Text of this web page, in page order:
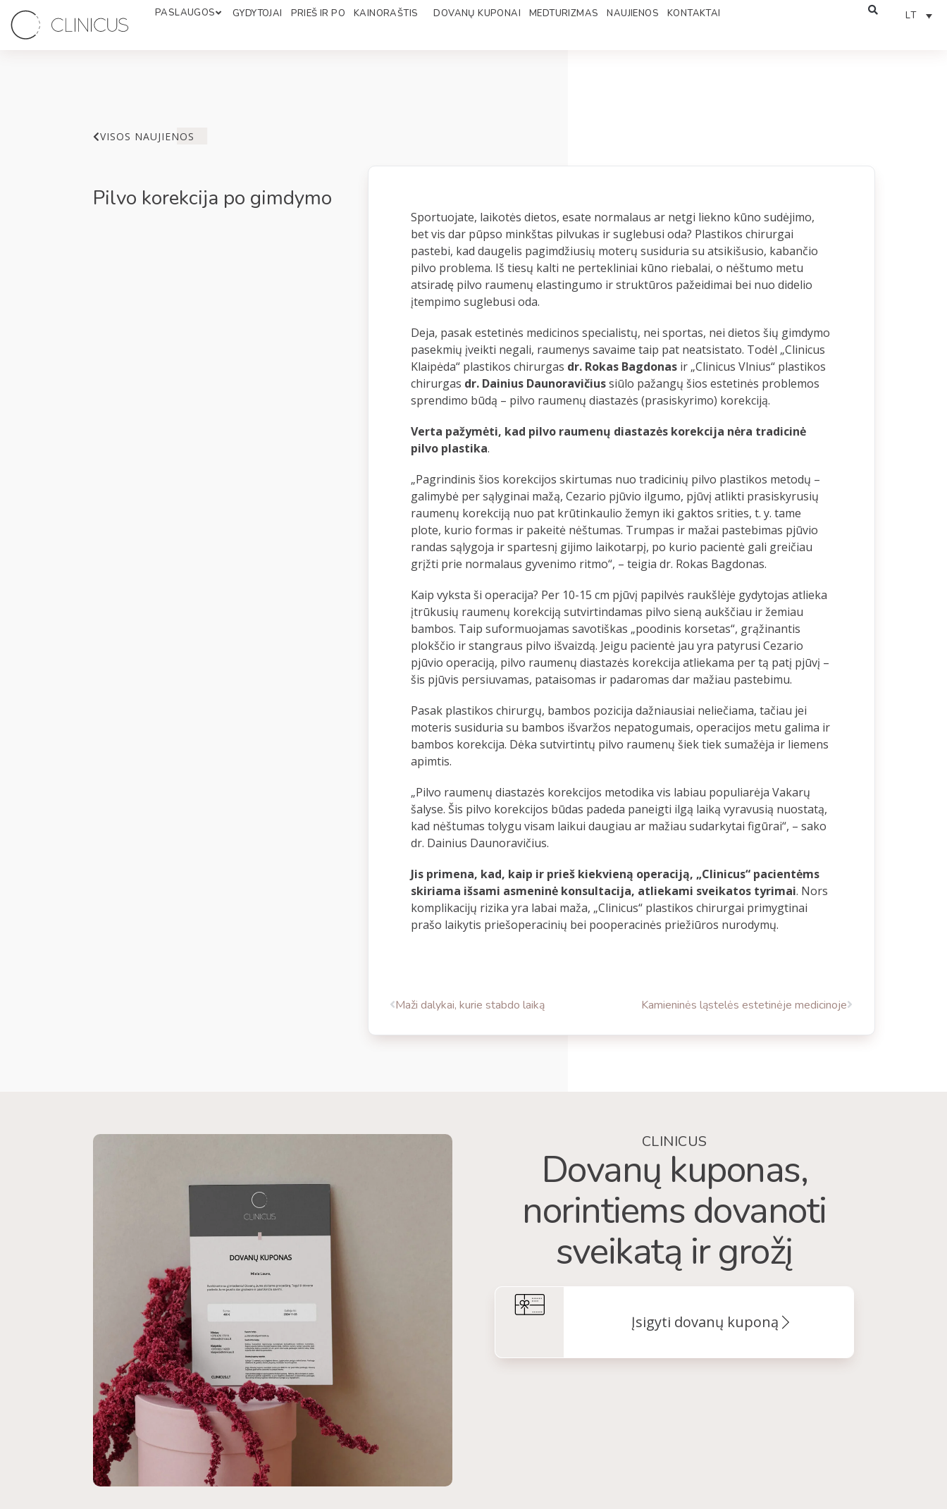
PASLAUGOS GYDYTOJAI PRIEŠ IR PO KAINORAŠTIS DOVANŲ KUPONAI MEDTURIZMAS NAUJIENOS KONTAKTAI LT
VISOS NAUJIENOS
Pilvo korekcija po gimdymo
Sportuojate, laikotės dietos, esate normalaus ar netgi liekno kūno sudėjimo,
bet vis dar pūpso minkštas pilvukas ir suglebusi oda? Plastikos chirurgai
pastebi, kad daugelis pagimdžiusių moterų susiduria su atsikišusio, kabančio
pilvo problema. Iš tiesų kalti ne pertekliniai kūno riebalai, o nėštumo metu
atsiradę pilvo raumenų elastingumo ir struktūros pažeidimai bei nuo didelio
įtempimo suglebusi oda.
Deja, pasak estetinės medicinos specialistų, nei sportas, nei dietos šių gimdymo
pasekmių įveikti negali, raumenys savaime taip pat neatsistato. Todėl „Clinicus
Klaipėda“ plastikos chirurgas dr. Rokas Bagdonas ir „Clinicus Vlnius“ plastikos
chirurgas dr. Dainius Daunoravičiussiūlo pažangų šios estetinės problemos
sprendimo būdą – pilvo raumenų diastazės (prasiskyrimo) korekciją.
Verta pažymėti, kad pilvo raumenų diastazės korekcija nėra tradicinė
pilvo plastika.
„Pagrindinis šios korekcijos skirtumas nuo tradicinių pilvo plastikos metodų –
galimybė per sąlyginai mažą, Cezario pjūvio ilgumo, pjūvį atlikti prasiskyrusių
raumenų korekciją nuo pat krūtinkaulio žemyn iki gaktos srities, t. y. tame
plote, kurio formas ir pakeitė nėštumas. Trumpas ir mažai pastebimas pjūvio
randas sąlygoja ir spartesnį gijimo laikotarpį, po kurio pacientė gali greičiau
grįžti prie normalaus gyvenimo ritmo“, – teigia dr. Rokas Bagdonas.
Kaip vyksta ši operacija? Per 10-15 cm pjūvį papilvės raukšlėje gydytojas atlieka
įtrūkusių raumenų korekciją sutvirtindamas pilvo sieną aukščiau ir žemiau
bambos. Taip suformuojamas savotiškas „poodinis korsetas“, grąžinantis
plokščio ir stangraus pilvo išvaizdą. Jeigu pacientė jau yra patyrusi Cezario
pjūvio operaciją, pilvo raumenų diastazės korekcija atliekama per tą patį pjūvį –
šis pjūvis persiuvamas, pataisomas ir padaromas dar mažiau pastebimu.
Pasak plastikos chirurgų, bambos pozicija dažniausiai neliečiama, tačiau jei
moteris susiduria su bambos išvaržos nepatogumais, operacijos metu galima ir
bambos korekcija. Dėka sutvirtintų pilvo raumenų šiek tiek sumažėja ir liemens
apimtis.
„Pilvo raumenų diastazės korekcijos metodika vis labiau populiarėja Vakarų
šalyse. Šis pilvo korekcijos būdas padeda paneigti ilgą laiką vyravusią nuostatą,
kad nėštumas tolygu visam laikui daugiau ar mažiau sudarkytai figūrai“, – sako
dr. Dainius Daunoravičius.
Jis primena, kad, kaip ir prieš kiekvieną operaciją, „Clinicus“ pacientėms
skiriama išsami asmeninė konsultacija, atliekami sveikatos tyrimai. Nors
komplikacijų rizika yra labai maža, „Clinicus“ plastikos chirurgai primygtinai
prašo laikytis priešoperacinių bei pooperacinės priežiūros nurodymų.
Maži dalykai, kurie stabdo laiką Kamieninės ląstelės estetinėje medicinoje
CLINICUS
Dovanų kuponas,
norintiems dovanoti
sveikatą ir grožį
Įsigyti dovanų kuponą